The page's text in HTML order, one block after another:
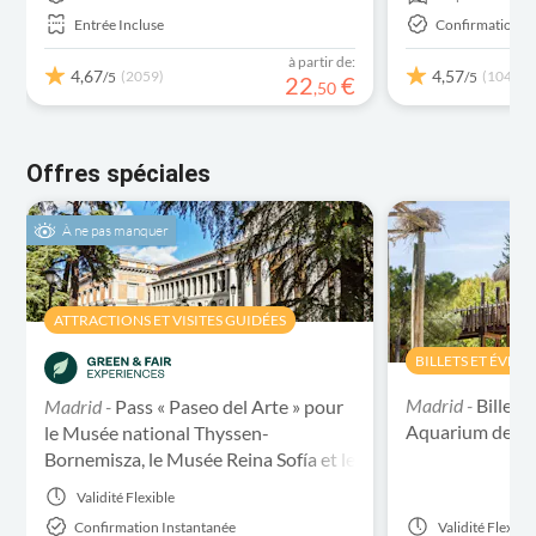
Entrée Incluse
4,67/5 (2059)
à partir de:
22,50 €
Confirmation
4,57/5 (1048)
Offres spéciales
À ne pas manquer
ATTRACTIONS ET VISITES GUIDÉES
Madrid - Pass « Paseo del Arte » pour
le Musée national Thyssen-
Bornemisza, le Musée Reina Sofía et le
Musée du Prado
Validité Flexible
Confirmation Instantanée
BILLETS ET
Madrid - Billets
Aquarium de
Validité Flexible